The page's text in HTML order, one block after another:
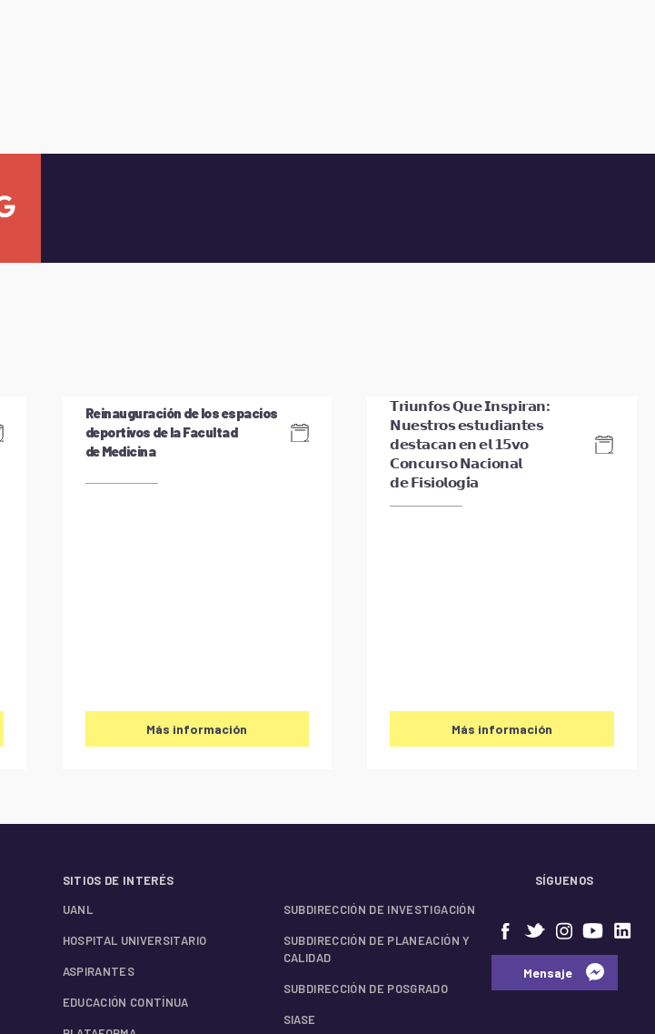
Reinauguración de los espacios
deportivos de la Facultad
de Medicina
Más información
𝗧𝗿𝗶𝘂𝗻𝗳𝗼𝘀 𝗤𝘂𝗲 𝗜𝗻𝘀𝗽𝗶𝗿𝗮𝗻:
𝗡𝘂𝗲𝘀𝘁𝗿𝗼𝘀 𝗲𝘀𝘁𝘂𝗱𝗶𝗮𝗻𝘁𝗲𝘀
𝗱𝗲𝘀𝘁𝗮𝗰𝗮𝗻 𝗲𝗻 𝗲𝗹 𝟭𝟱𝘃𝗼
𝗖𝗼𝗻𝗰𝘂𝗿𝘀𝗼 𝗡𝗮𝗰𝗶𝗼𝗻𝗮𝗹
𝗱𝗲 𝗙𝗶𝘀𝗶𝗼𝗹𝗼𝗴𝗶́𝗮
Más información
SITIOS DE INTERÉS
UANL
HOSPITAL UNIVERSITARIO
ASPIRANTES
EDUCACIÓN CONTÍNUA
SUBDIRECCIÓN DE INVESTIGACIÓN
SUBDIRECCIÓN DE PLANEACIÓN Y
CALIDAD
SUBDIRECCIÓN DE POSGRADO
SIASE
SÍGUENOS
⠀⠀Mensaje⠀